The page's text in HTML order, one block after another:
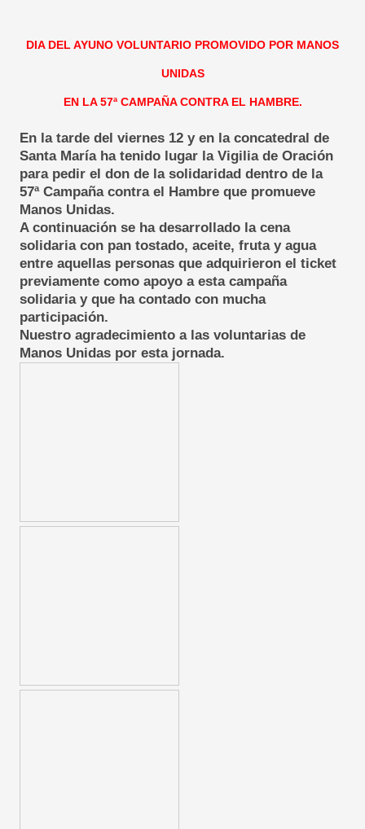
DIA DEL AYUNO VOLUNTARIO PROMOVIDO POR MANOS
UNIDAS
EN LA 57ª CAMPAÑA CONTRA EL HAMBRE.
En la tarde del viernes 12 y en la concatedral de
Santa María ha tenido lugar la Vigilia de Oración
para pedir el don de la solidaridad dentro de la
57ª Campaña contra el Hambre que promueve
Manos Unidas.
A continuación se ha desarrollado la cena
solidaria con pan tostado, aceite, fruta y agua
entre aquellas personas que adquirieron el ticket
previamente como apoyo a esta campaña
solidaria y que ha contado con mucha
participación.
Nuestro agradecimiento a las voluntarias de
Manos Unidas por esta jornada.